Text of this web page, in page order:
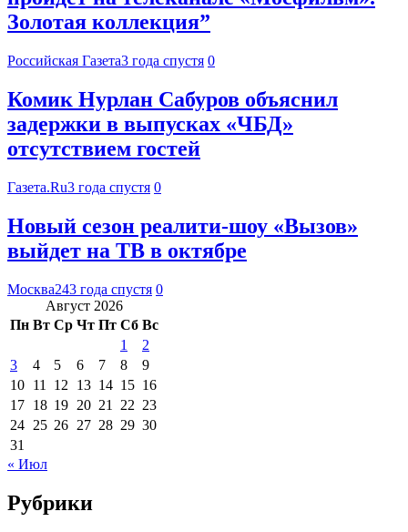
Золотая коллекция”
Российская Газета3 года спустя 0
Комик Нурлан Сабуров объяснил
задержки в выпусках «ЧБД»
отсутствием гостей
Газета.Ru3 года спустя 0
Новый сезон реалити-шоу «Вызов»
выйдет на ТВ в октябре
Москва243 года спустя 0
Август 2026
Пн Вт Ср Чт Пт Сб Вс
1
2
3
4 5 6 7 8
9
10 11 12 13 14 15 16
17 18 19 20 21 22 23
24 25 26 27 28 29 30
31
« Июл
Рубрики